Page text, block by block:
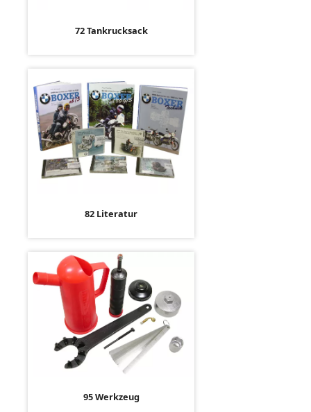
72 Tankrucksack
82 Literatur
95 Werkzeug